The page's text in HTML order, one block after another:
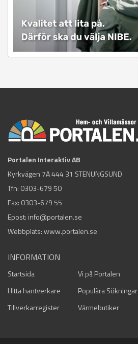
Portalen Interaktiv AB
Kyrkvägen 7A 444 31 STENUNGSUND
Tfn: 0303-679 50
Fax: 0303-679 55
Epost: info@portalen.se
Webbplats: www.portalen.se
INFORMATION
Startsida Vi på Portalen
Hitta hantverkare
Populära Sökningar
Tillverkarregister
Värmebutiker